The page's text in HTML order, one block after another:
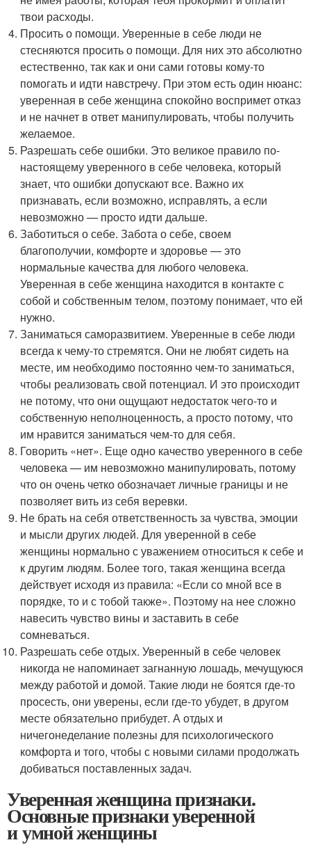
твои расходы.
Просить о помощи. Уверенные в себе люди не
стесняются просить о помощи. Для них это абсолютно
естественно, так как и они сами готовы кому-то
помогать и идти навстречу. При этом есть один нюанс:
уверенная в себе женщина спокойно воспримет отказ
и не начнет в ответ манипулировать, чтобы получить
желаемое.
Разрешать себе ошибки. Это великое правило по-
настоящему уверенного в себе человека, который
знает, что ошибки допускают все. Важно их
признавать, если возможно, исправлять, а если
невозможно — просто идти дальше.
Заботиться о себе. Забота о себе, своем
благополучии, комфорте и здоровье — это
нормальные качества для любого человека.
Уверенная в себе женщина находится в контакте с
собой и собственным телом, поэтому понимает, что ей
нужно.
Заниматься саморазвитием. Уверенные в себе люди
всегда к чему-то стремятся. Они не любят сидеть на
месте, им необходимо постоянно чем-то заниматься,
чтобы реализовать свой потенциал. И это происходит
не потому, что они ощущают недостаток чего-то и
собственную неполноценность, а просто потому, что
им нравится заниматься чем-то для себя.
Говорить «нет». Еще одно качество уверенного в себе
человека — им невозможно манипулировать, потому
что он очень четко обозначает личные границы и не
позволяет вить из себя веревки.
Не брать на себя ответственность за чувства, эмоции
и мысли других людей. Для уверенной в себе
женщины нормально с уважением относиться к себе и
к другим людям. Более того, такая женщина всегда
действует исходя из правила: «Если со мной все в
порядке, то и с тобой также». Поэтому на нее сложно
навесить чувство вины и заставить в себе
сомневаться.
Разрешать себе отдых. Уверенный в себе человек
никогда не напоминает загнанную лошадь, мечущуюся
между работой и домой. Такие люди не боятся где-то
просесть, они уверены, если где-то убудет, в другом
месте обязательно прибудет. А отдых и
ничегонеделание полезны для психологического
комфорта и того, чтобы с новыми силами продолжать
добиваться поставленных задач.
Уверенная женщина признаки.
Основные признаки уверенной
и умной женщины